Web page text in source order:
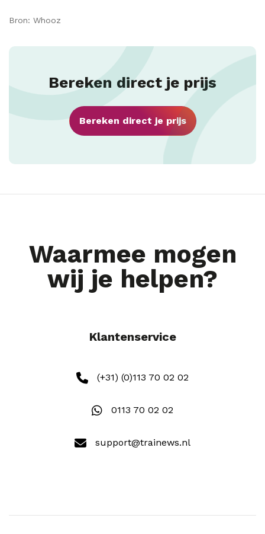
Bron: Whooz
Bereken direct je prijs
Bereken direct je prijs
Waarmee mogen
wij je helpen?
Klantenservice
(+31) (0)113 70 02 02
0113 70 02 02
support@trainews.nl